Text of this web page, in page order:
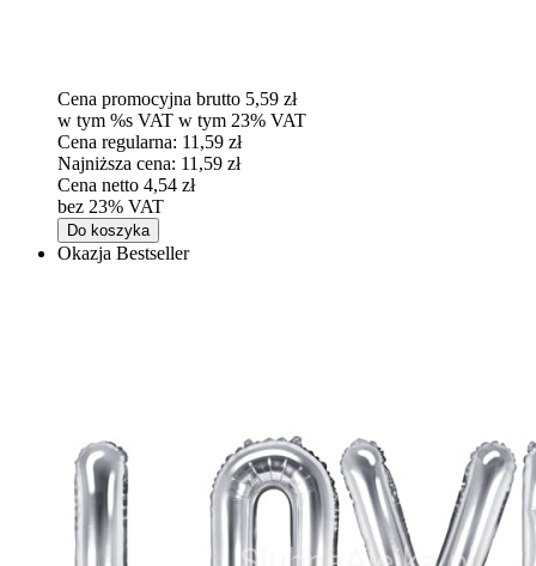
Cena promocyjna brutto 5,59 zł
w tym %s VAT w tym 23% VAT
Cena regularna: 11,59 zł
Najniższa cena: 11,59 zł
Cena netto 4,54 zł
bez 23% VAT
Do koszyka
Okazja Bestseller